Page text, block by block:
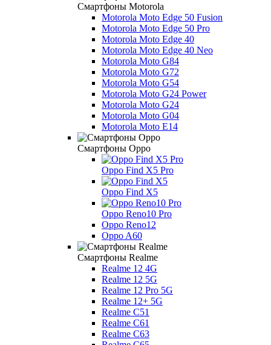
Смартфоны Motorola
Motorola Moto Edge 50 Fusion
Motorola Moto Edge 50 Pro
Motorola Moto Edge 40
Motorola Moto Edge 40 Neo
Motorola Moto G84
Motorola Moto G72
Motorola Moto G54
Motorola Moto G24 Power
Motorola Moto G24
Motorola Moto G04
Motorola Moto E14
Смартфоны Oppo
Oppo Find X5 Pro
Oppo Find X5
Oppo Reno10 Pro
Oppo Reno12
Oppo A60
Смартфоны Realme
Realme 12 4G
Realme 12 5G
Realme 12 Pro 5G
Realme 12+ 5G
Realme C51
Realme C61
Realme C63